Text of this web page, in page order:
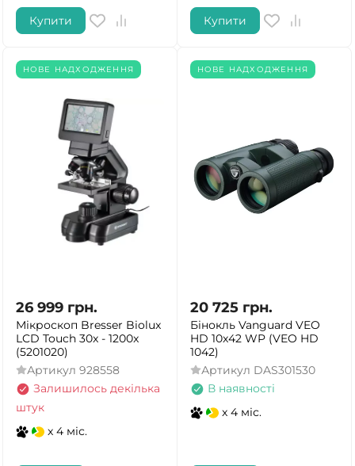
Купити Купити
НОВЕ НАДХОДЖЕННЯ
26 999 грн.
Мікроскоп Bresser Biolux
LCD Touch 30x - 1200x
(5201020)
Артикул 928558
Залишилось декілька
штук
x 4 міс.
НОВЕ НАДХОДЖЕННЯ
20 725 грн.
Бінокль Vanguard VEO
HD 10x42 WP (VEO HD
1042)
Артикул DAS301530
В наявності
x 4 міс.